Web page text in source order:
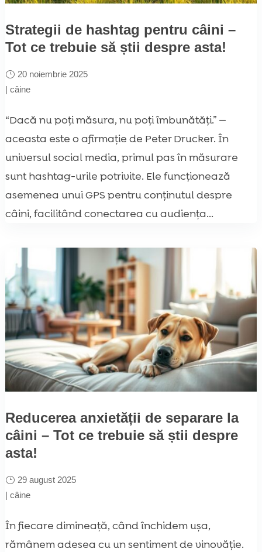
Strategii de hashtag pentru câini –
Tot ce trebuie să știi despre asta!
20 noiembrie 2025
| câine
“Dacă nu poți măsura, nu poți îmbunătăți.” —
aceasta este o afirmație de Peter Drucker. În
universul social media, primul pas în măsurare
sunt hashtag-urile potrivite. Ele funcționează
asemenea unui GPS pentru conținutul despre
câini, facilitând conectarea cu audiența...
Reducerea anxietății de separare la
câini – Tot ce trebuie să știi despre
asta!
29 august 2025
| câine
În fiecare dimineață, când închidem ușa,
rămânem adesea cu un sentiment de vinovăție.